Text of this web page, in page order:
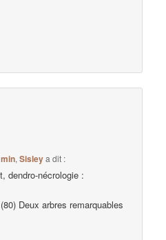
,Sisleya dit :
dendro-nécrologie :
Deux arbres remarquables